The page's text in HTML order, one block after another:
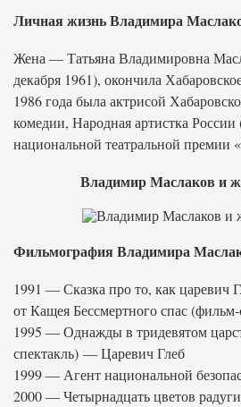
Личная жизнь Владимира
Жена — Татьяна Владимировна
декабря 1961), окончила
1986 года была актрисой
комедии, Народная артистка России
национальной театральной премии
Владимир Маслаков и
Фильмография Владимира
1991 — Сказка про то, как царевич
от Кащея Бессмертного спас (фильм-
1995 — Однажды в тридевятом
спектакль) — Царевич Глеб
1999 — Агент национальной
2000 — Четырнадцать цветов